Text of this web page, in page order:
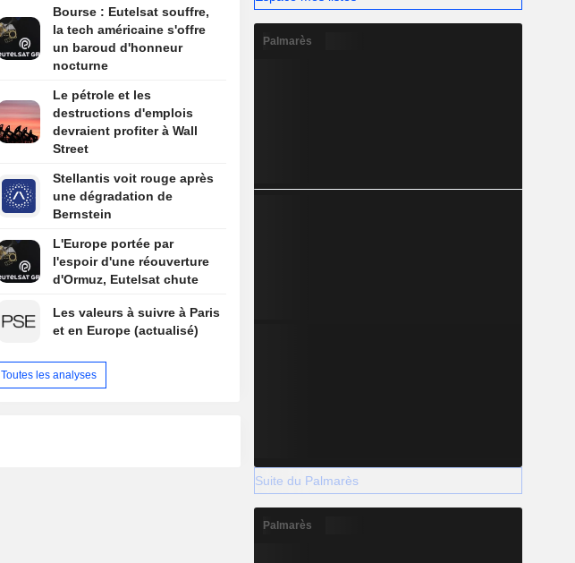
Bourse : Eutelsat souffre,
la tech américaine s'offre
un baroud d'honneur
nocturne
Le pétrole et les
destructions d'emplois
devraient profiter à Wall
Street
Stellantis voit rouge après
une dégradation de
Bernstein
L'Europe portée par
l'espoir d'une réouverture
d'Ormuz, Eutelsat chute
Les valeurs à suivre à Paris
et en Europe (actualisé)
Toutes les analyses
Palmarès
Suite du Palmarès
Palmarès